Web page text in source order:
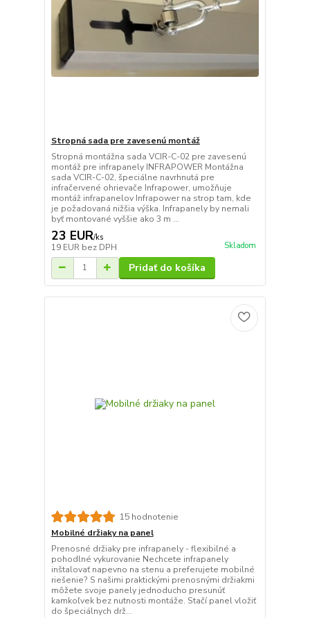
Stropná sada pre zavesenú montáž
Stropná montážna sada VCIR-C-02 pre zavesenú
montáž pre infrapanely INFRAPOWER Montážna
sada VCIR-C-02, špeciálne navrhnutá pre
infračervené ohrievače Infrapower, umožňuje
montáž infrapanelov Infrapower na strop tam, kde
je požadovaná nižšia výška. Infrapanely by nemali
byť montované vyššie ako 3 m ...
23 EUR/ks
19 EUR bez DPH Skladom
Pridať do košíka
15 hodnotenie
Mobilné držiaky na panel
Prenosné držiaky pre infrapanely - flexibilné a
pohodlné vykurovanie Nechcete infrapanely
inštalovať napevno na stenu a preferujete mobilné
riešenie? S našimi praktickými prenosnými držiakmi
môžete svoje panely jednoducho presunúť
kamkoľvek bez nutnosti montáže. Stačí panel vložiť
do špeciálnych drž...